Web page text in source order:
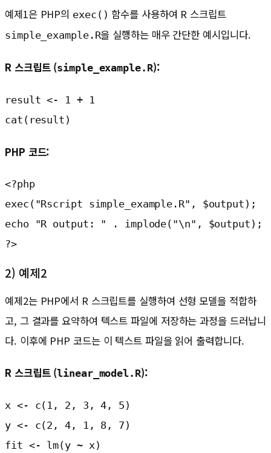
예제1은 PHP의 exec() 함수를 사용하여 R 스크립트
simple_example.R을 실행하는 매우 간단한 예시입니다.
R 스크립트 (simple_example.R):
result <- 1 + 1
cat(result)
PHP 코드:
<?php
exec("Rscript simple_example.R", $output);
echo "R output: " . implode("\n", $output);
?>
2) 예제2
예제2는 PHP에서 R 스크립트를 실행하여 선형 모델을 적합하
고, 그 결과를 요약하여 텍스트 파일에 저장하는 과정을 드러납니
다. 이후에 PHP 코드는 이 텍스트 파일을 읽어 출력합니다.
R 스크립트 (linear_model.R):
x <- c(1, 2, 3, 4, 5)
y <- c(2, 4, 1, 8, 7)
fit <- lm(y ~ x)